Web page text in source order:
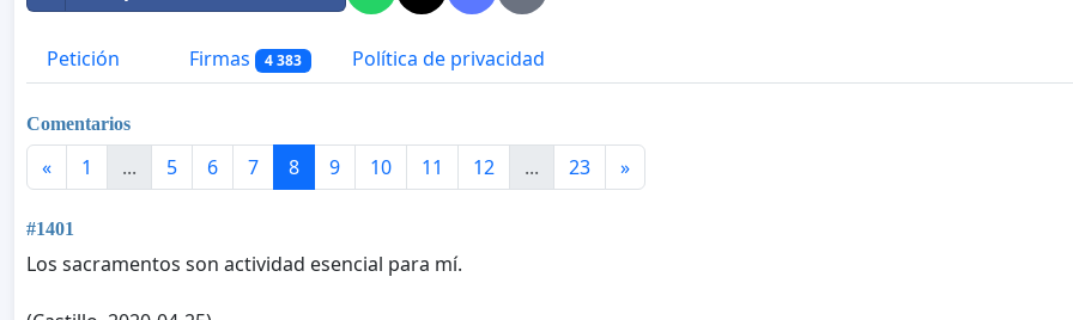
Petición Firmas 4 383 Política de privacidad
Comentarios
« 1 ... 5 6 7 8 9 10 11 12 ... 23 »
#1401
Los sacramentos son actividad esencial para mí.